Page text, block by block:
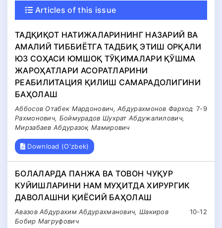
Articles of this issue
ТАДҚИҚОТ НАТИЖАЛАРИНИНГ НАЗАРИЙ ВА
АМАЛИЙ ТИББИЁТГА ТАДБИҚ ЭТИШ ОРҚАЛИ
ЮЗ СОҲАСИ ЮМШОҚ ТЎҚИМАЛАРИ ҚЎШМА
ЖАРОҲАТЛАРИ АСОРАТЛАРИНИ
РЕАБИЛИТАЦИЯ ҚИЛИШ САМАРАДОЛИГИНИ
БАҲОЛАШ
7-9
Аббосов Отабек Мардонович, Абдурахмонов Фарход
Рахмонович, Боймурадов Шухрат Абдужалилович,
Мирзабаев Абдуразоқ Мамирович
Download (O'zbek)
БОЛАЛАРДА ПАНЖА ВА ТОВОН ЧУҚУР
КУЙИШЛАРИНИ НАМ МУҲИТДА ХИРУРГИК
ДАВОЛАШНИ ҚИЁСИЙ БАҲОЛАШ
10-12
Авазов Абдурахим Абдурахманович, Шакиров
Бобир Магруфович